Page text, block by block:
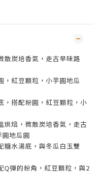
散炭培香氣，走古早味路
，紅豆顆粒，小芋圓地瓜
，搭配粉圓，紅豆顆粒，小
烘焙，微散炭培香氣，走古
圓地瓜圓
糖水湯底，與冬瓜白玉雙
Q彈的粉角，紅豆顆粒，與2